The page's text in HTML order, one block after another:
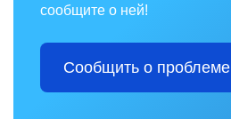
сообщите о ней!
Сообщить о проблеме